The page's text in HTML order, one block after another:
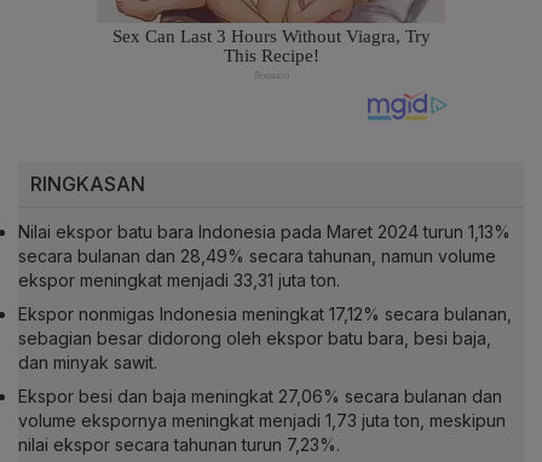
RINGKASAN
Nilai ekspor batu bara Indonesia pada Maret 2024 turun 1,13%
secara bulanan dan 28,49% secara tahunan, namun volume
ekspor meningkat menjadi 33,31 juta ton.
Ekspor nonmigas Indonesia meningkat 17,12% secara bulanan,
sebagian besar didorong oleh ekspor batu bara, besi baja,
dan minyak sawit.
Ekspor besi dan baja meningkat 27,06% secara bulanan dan
volume ekspornya meningkat menjadi 1,73 juta ton, meskipun
nilai ekspor secara tahunan turun 7,23%.